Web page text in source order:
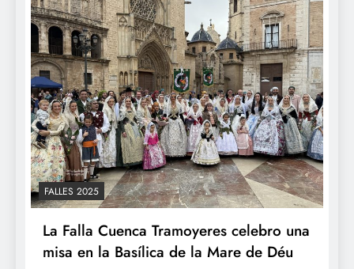
FALLES 2025
La Falla Cuenca Tramoyeres celebro una
misa en la Basílica de la Mare de Déu